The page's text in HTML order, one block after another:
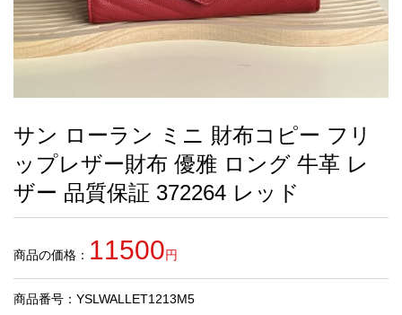
最
新
製
お
す
す
め
商
人
サン ローラン ミニ 財布コピー フリ
ップレザー財布 優雅 ロング 牛革 レ
ザー 品質保証 372264 レッド
商品の価格： 11500円
商品番号：YSLWALLET1213M5